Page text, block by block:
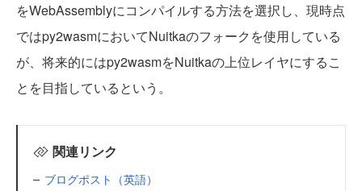
をWebAssemblyにコンパイルする方法を選択し、現時点
ではpy2wasmにおいてNuitkaのフォークを使用している
が、将来的にはpy2wasmをNuitkaの上位レイヤにするこ
とを目指しているという。
関連リンク
ブログポスト（英語）